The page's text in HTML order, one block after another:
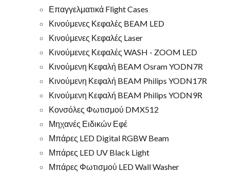
Επαγγελματικά Flight Cases
Κινούμενες Κεφαλές BEAM LED
Κινούμενες Κεφαλές Laser
Κινούμενες Κεφαλές WASH - ZOOM LED
Κινούμενη Κεφαλή BEAM Osram YODN7R
Κινούμενη Κεφαλή BEAM Philips YODN17R
Κινούμενη Κεφαλή BEAM Philips YODN9R
Κονσόλες Φωτισμού DMX512
Μηχανές Ειδικών Εφέ
Μπάρες LED Digital RGBW Beam
Μπάρες LED UV Black Light
Μπάρες Φωτισμού LED Wall Washer